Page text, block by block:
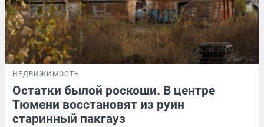
НЕДВИЖИМОСТЬ
Остатки былой роскоши. В центре
Тюмени восстановят из руин
старинный пакгауз